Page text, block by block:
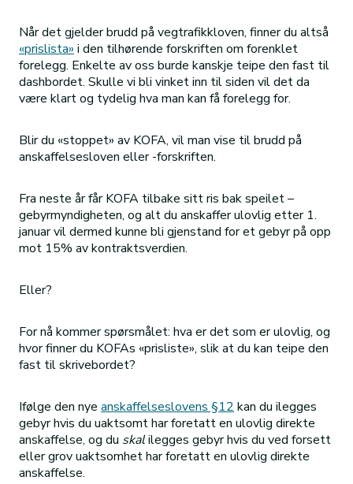
Når det gjelder brudd på vegtrafikkloven, finner du altså
«prislista» i den tilhørende forskriften om forenklet
forelegg. Enkelte av oss burde kanskje teipe den fast til
dashbordet. Skulle vi bli vinket inn til siden vil det da
være klart og tydelig hva man kan få forelegg for.
Blir du «stoppet» av KOFA, vil man vise til brudd på
anskaffelsesloven eller -forskriften.
Fra neste år får KOFA tilbake sitt ris bak speilet –
gebyrmyndigheten, og alt du anskaffer ulovlig etter 1.
januar vil dermed kunne bli gjenstand for et gebyr på opp
mot 15% av kontraktsverdien.
Eller?
For nå kommer spørsmålet: hva er det som er ulovlig, og
hvor finner du KOFAs «prisliste», slik at du kan teipe den
fast til skrivebordet?
Ifølge den nye anskaffelseslovens §12 kan du ilegges
gebyr hvis du uaktsomt har foretatt en ulovlig direkte
anskaffelse, og du skalilegges gebyr hvis du ved forsett
eller grov uaktsomhet har foretatt en ulovlig direkte
anskaffelse.